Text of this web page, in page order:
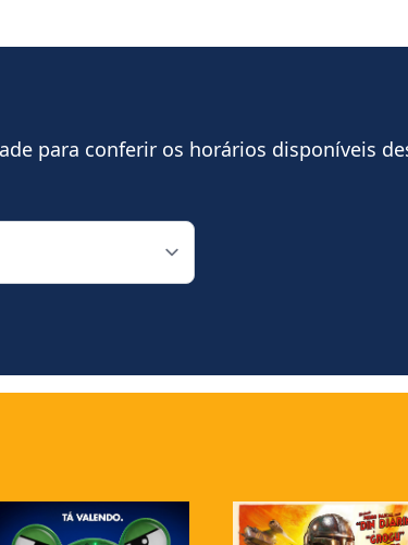
para conferir os horários disponíveis